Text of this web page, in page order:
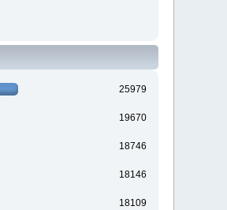
25979
19670
18746
18146
18109